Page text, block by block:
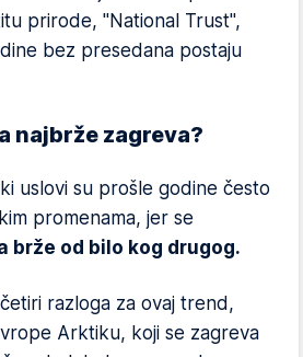
prirode, "National Trust",
bez presedana postaju
najbrže zagreva?
uslovi su prošle godine često
promenama, jer se
brže od bilo kog drugog.
razloga za ovaj trend,
Arktiku, koji se zagreva